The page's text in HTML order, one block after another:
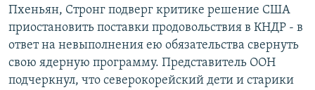
Все сайты РСЕ/РС
Пхеньян, Стронг подверг критике решение США
приостановить поставки продовольствия в КНДР - в
ответ на невыполнения ею обязательства свернуть
свою ядерную программу. Представитель ООН
подчеркнул, что северокорейский дети и старики